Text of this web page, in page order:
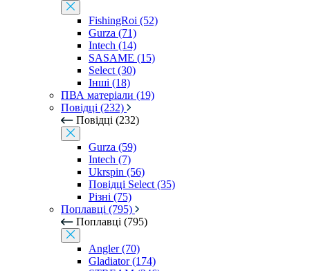
FishingRoi (52)
Gurza (71)
Intech (14)
SASAME (15)
Select (30)
Інші (18)
ПВА матеріали (19)
Повідці (232)
Повідці (232)
Gurza (59)
Intech (7)
Ukrspin (56)
Повідці Select (35)
Різні (75)
Поплавці (795)
Поплавці (795)
Angler (70)
Gladiator (174)